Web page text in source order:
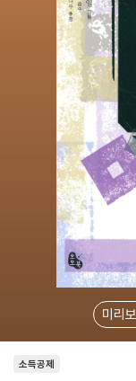
미리
소득공제